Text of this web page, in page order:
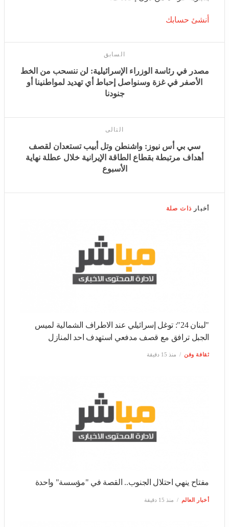
أنشئ حسابك
السابق
مصدر في رئاسة الوزراء الإسرائيلية: لن ننسحب من الخط
الأصفر في غزة وسنواصل إحباط أي تهديد لمواطنينا أو
جنودنا
التالى
سي بي أس نيوز: واشنطن وتل أبيب تستعدان لقصف أهداف
مرتبطة بقطاع الطاقة الإيرانية خلال عطلة نهاية الأسبوع
أخبارذات صلة
ترافق مع قصف مدفعي استهدف احد المنازل
ثقافة وفن منذ 15 دقيقة